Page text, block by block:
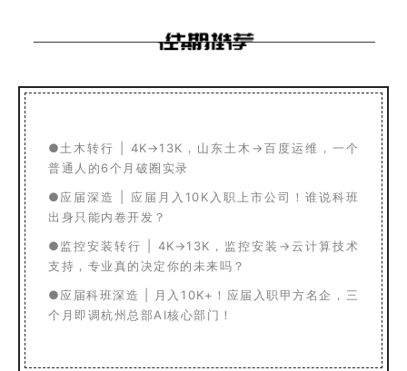
●土木转行 | 4K→13K，山东土木→百度运维，一个
普通人的6个月破圈实录
●应届深造 | 应届月入10K入职上市公司！谁说科班
出身只能内卷开发？
●监控安装转行 | 4K→13K，监控安装→云计算技术
支持，专业真的决定你的未来吗？
●应届科班深造 | 月入10K+！应届入职甲方名企，三
个月即调杭州总部AI核心部门！